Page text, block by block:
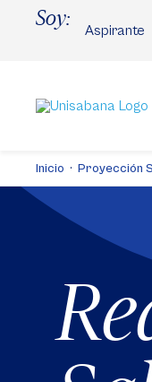
Soy:
Aspirante
Inicio Proyección